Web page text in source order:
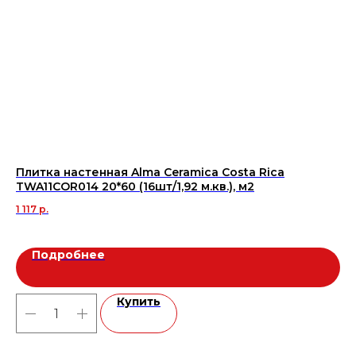
Плитка настенная Alma Ceramica Costa Rica
TWA11COR014 20*60 (16шт/1,92 м.кв.), м2
1 117 р.
Подробнее
Купить